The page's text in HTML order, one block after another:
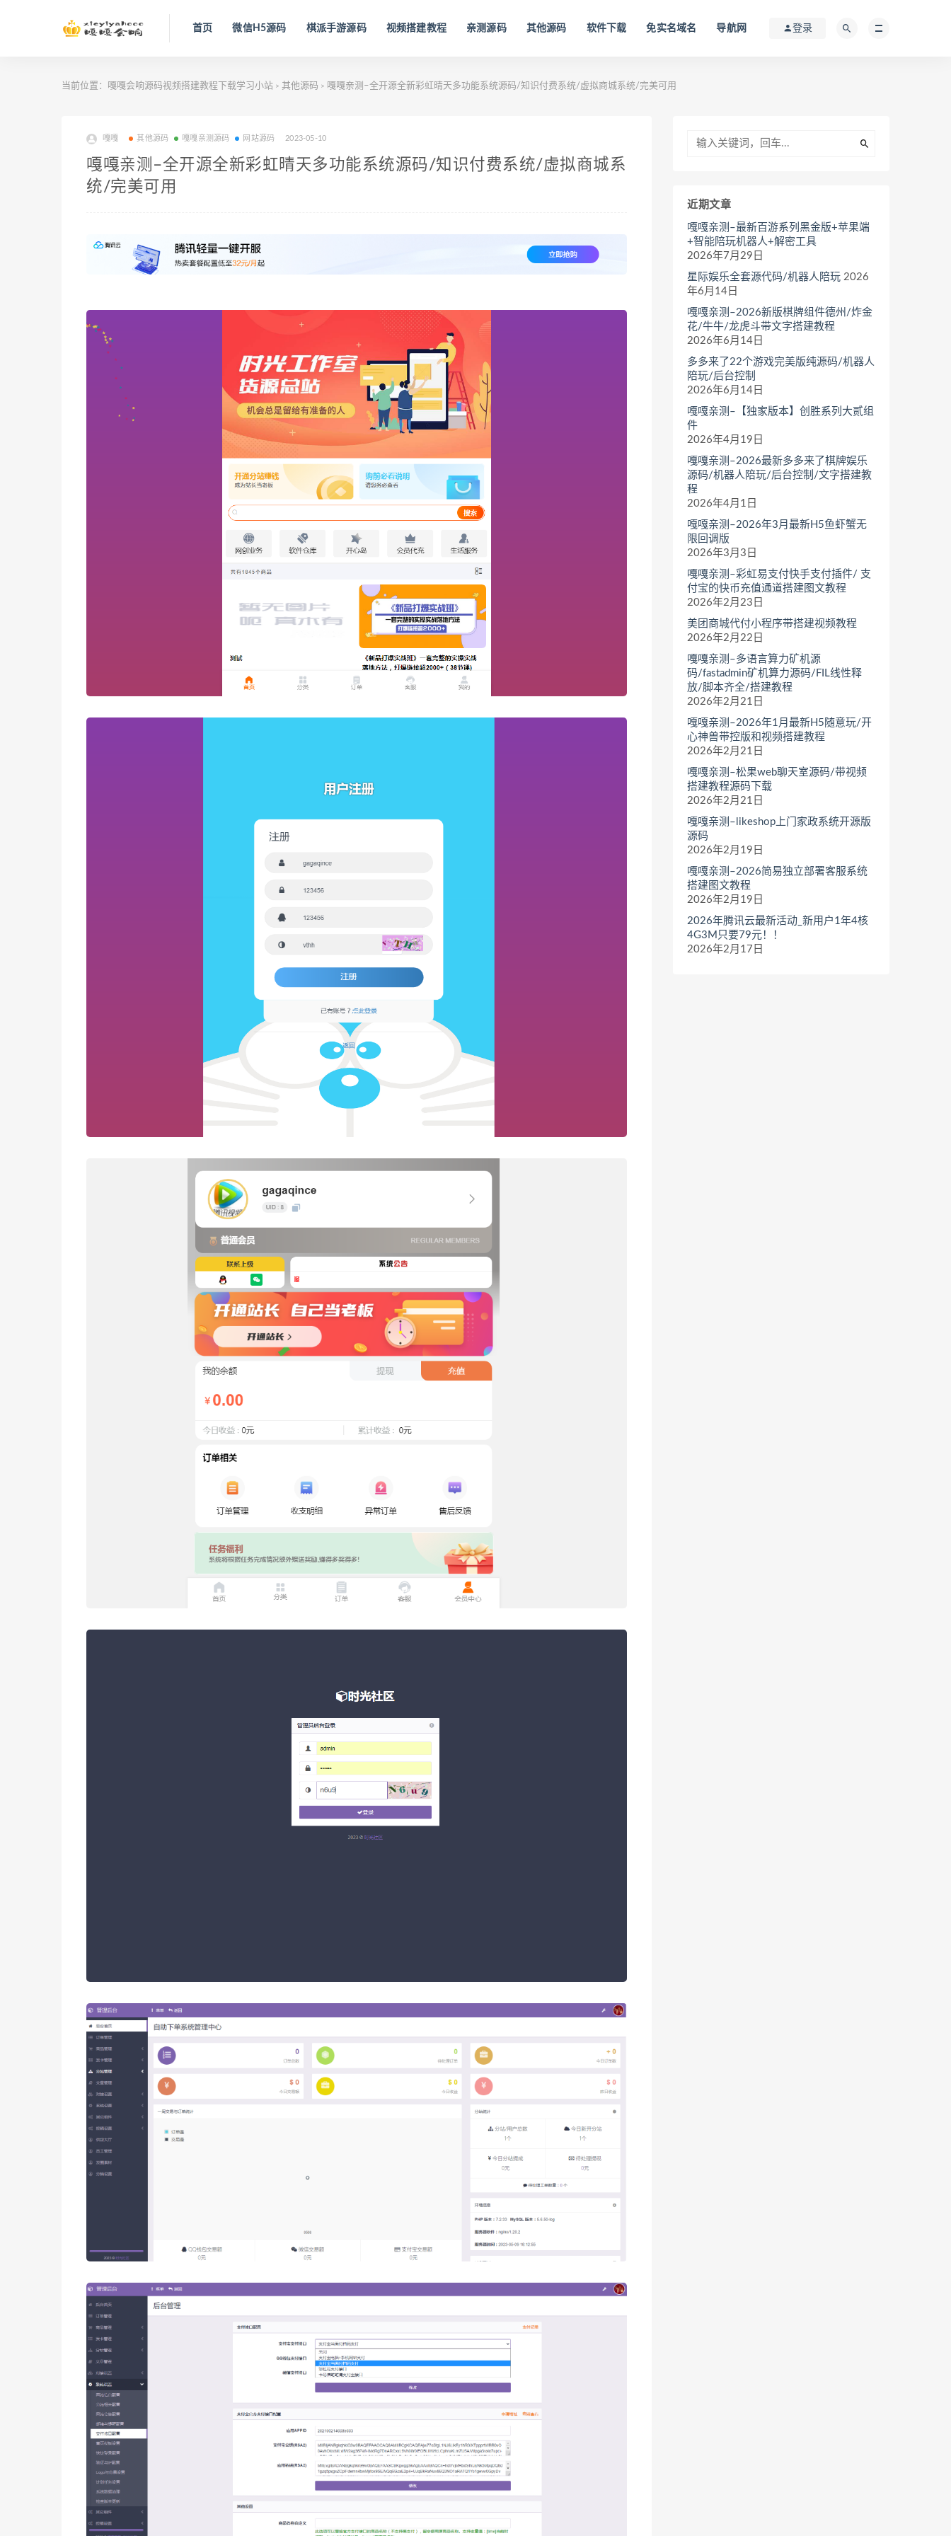
首页 微信H5源码 棋派手游源码 视频搭建教程 亲测源码 其他源码 软件下载 免实名域名 导航网 登录
当前位置： 嘎嘎会响源码视频搭建教程下载学习小站 > 其他源码 > 嘎嘎亲测–全开源全新彩虹晴天多功能系统源码/知识付费系统/虚拟商城系统/完美可用
嘎嘎 其他源码 嘎嘎亲测源码 网站源码 2023-05-10
嘎嘎亲测–全开源全新彩虹晴天多功能系统源码/知识付费系统/虚拟商城系
统/完美可用
近期文章
嘎嘎亲测–最新百游系列黑金版+苹果端
+智能陪玩机器人+解密工具
2026年7月29日
星际娱乐全套源代码/机器人陪玩 2026
年6月14日
嘎嘎亲测–2026新版棋牌组件德州/炸金
花/牛牛/龙虎斗带文字搭建教程
2026年6月14日
多多来了22个游戏完美版纯源码/机器人
陪玩/后台控制
2026年6月14日
嘎嘎亲测–【独家版本】创胜系列大贰组
件
2026年4月19日
嘎嘎亲测–2026最新多多来了棋牌娱乐
源码/机器人陪玩/后台控制/文字搭建教
程
2026年4月1日
嘎嘎亲测–2026年3月最新H5鱼虾蟹无
限回调版
2026年3月3日
嘎嘎亲测–彩虹易支付快手支付插件/ 支
付宝的快币充值通道搭建图文教程
2026年2月23日
美团商城代付小程序带搭建视频教程
2026年2月22日
嘎嘎亲测–多语言算力矿机源
码/fastadmin矿机算力源码/FIL线性释
放/脚本齐全/搭建教程
2026年2月21日
嘎嘎亲测–2026年1月最新H5随意玩/开
心神兽带控版和视频搭建教程
2026年2月21日
嘎嘎亲测–松果web聊天室源码/带视频
搭建教程源码下载
2026年2月21日
嘎嘎亲测–likeshop上门家政系统开源版
源码
2026年2月19日
嘎嘎亲测–2026简易独立部署客服系统
搭建图文教程
2026年2月19日
2026年腾讯云最新活动_新用户1年4核
4G3M只要79元！！
2026年2月17日